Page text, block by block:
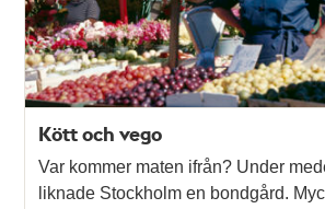
Kött och vego
Var kommer maten ifrån? Under
liknade Stockholm en bondgård.